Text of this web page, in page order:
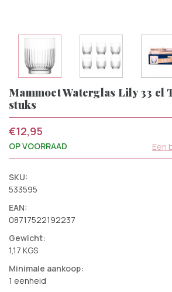
Mammoet Waterglas Lily 33 cl
stuks
€12,95
OP VOORRAAD Een
SKU:
533595
EAN:
08717522192237
Gewicht:
1,17 KGS
Minimale aankoop:
1 eenheid